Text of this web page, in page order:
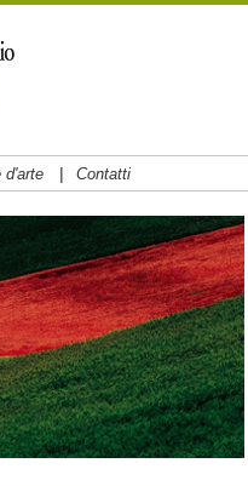
d'arte | Contatti